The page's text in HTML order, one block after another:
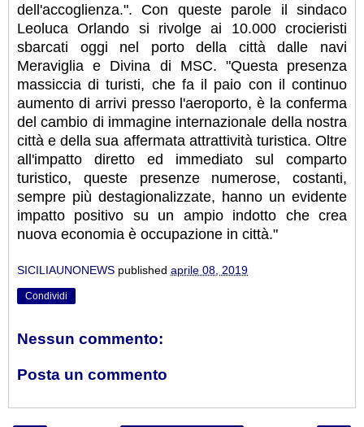
dell'accoglienza.". Con queste parole il sindaco
Leoluca Orlando si rivolge ai 10.000 crocieristi
sbarcati oggi nel porto della città dalle navi
Meraviglia e Divina di MSC. "Questa presenza
massiccia di turisti, che fa il paio con il continuo
aumento di arrivi presso l'aeroporto, è la conferma
del cambio di immagine internazionale della nostra
città e della sua affermata attrattività turistica. Oltre
all'impatto diretto ed immediato sul comparto
turistico, queste presenze numerose, costanti,
sempre più destagionalizzate, hanno un evidente
impatto positivo su un ampio indotto che crea
nuova economia è occupazione in città."
SICILIAUNONEWS published aprile 08, 2019
Condividi
Nessun commento:
Posta un commento